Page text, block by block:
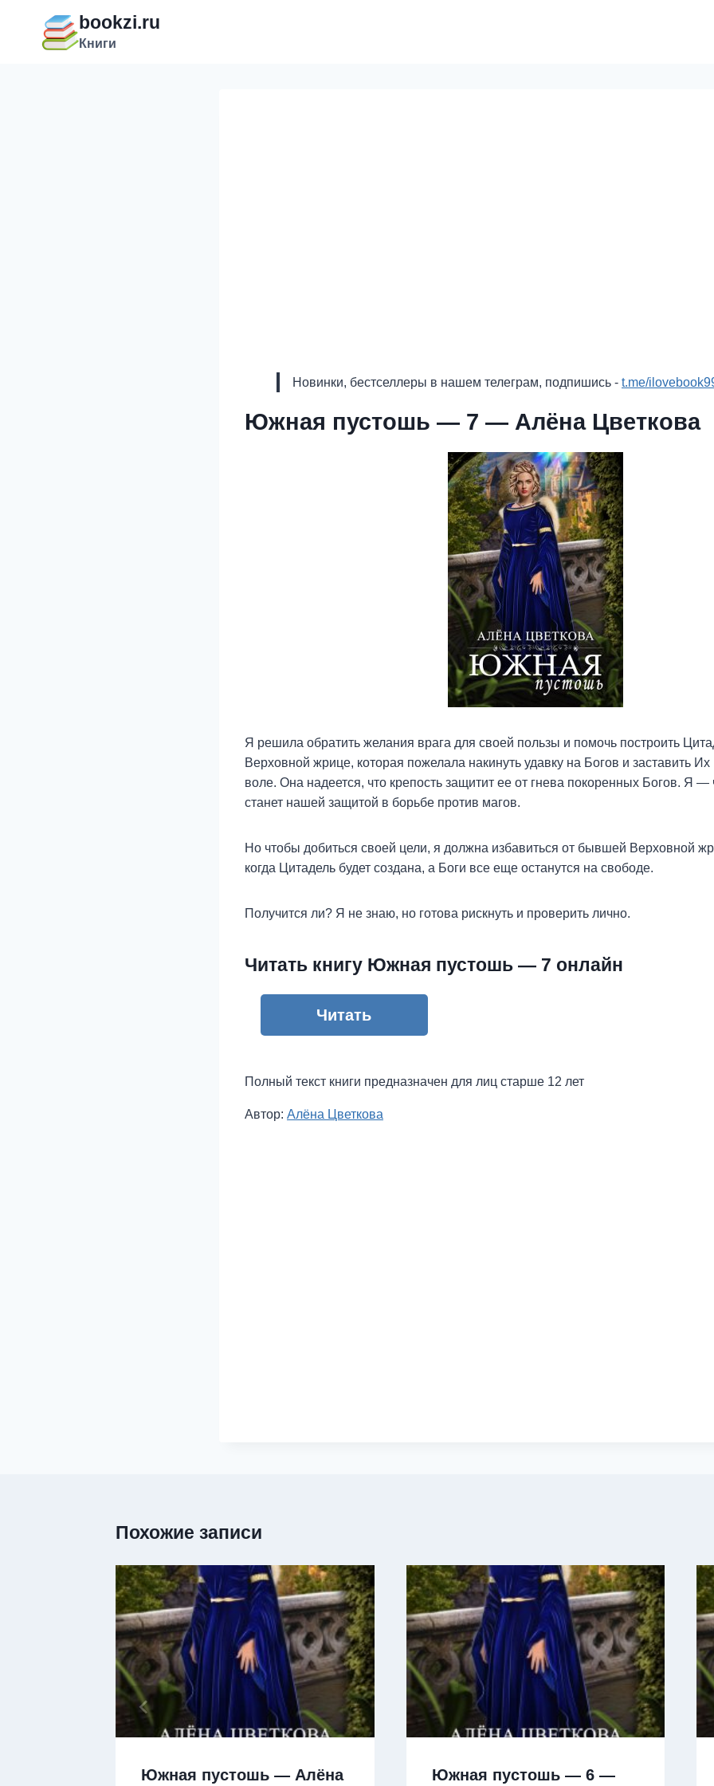
содержимому
bookzi.ru
Книги
Новинки, бестселлеры в нашем телеграм, подпишись - t.me/
Южная пустошь — 7 — Алёна Цветкова
Я решила обратить желания врага для своей пользы и помочь построить
Верховной жрице, которая пожелала накинуть удавку на Богов и заставить
воле. Она надеется, что крепость защитит ее от гнева покоренных Богов. Я —
станет нашей защитой в борьбе против магов.
Но чтобы добиться своей цели, я должна избавиться от бывшей Верховной
когда Цитадель будет создана, а Боги все еще останутся на свободе.
Получится ли? Я не знаю, но готова рискнуть и проверить лично.
Читать книгу Южная пустошь — 7 онлайн
Читать
Полный текст книги предназначен для лиц старше 12 лет
Метки
Автор: Алёна Цветкова
Похожие записи
Южная пустошь — Алёна Южная пустошь — 6 —